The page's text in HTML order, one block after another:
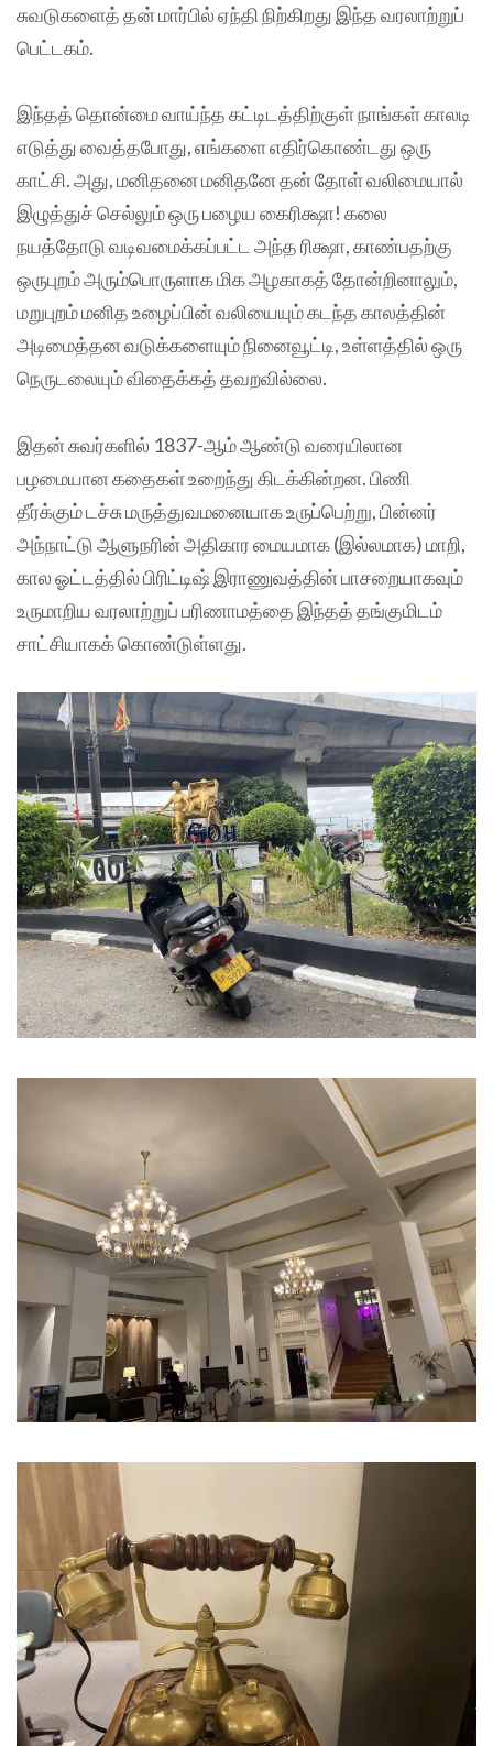
சுவடுகளைத் தன் மார்பில் ஏந்தி நிற்கிறது இந்த வரலாற்றுப்
பெட்டகம்.
இந்தத் தொன்மை வாய்ந்த கட்டிடத்திற்குள் நாங்கள் காலடி
எடுத்து வைத்தபோது, எங்களை எதிர்கொண்டது ஒரு
காட்சி. அது, மனிதனை மனிதனே தன் தோள் வலிமையால்
இழுத்துச் செல்லும் ஒரு பழைய கைரிக்ஷா! கலை
நயத்தோடு வடிவமைக்கப்பட்ட அந்த ரிக்ஷா, காண்பதற்கு
ஒருபுறம் அரும்பொருளாக மிக அழகாகத் தோன்றினாலும்,
மறுபுறம் மனித உழைப்பின் வலியையும் கடந்த காலத்தின்
அடிமைத்தன வடுக்களையும் நினைவூட்டி, உள்ளத்தில் ஒரு
நெருடலையும் விதைக்கத் தவறவில்லை.
இதன் சுவர்களில் 1837-ஆம் ஆண்டு வரையிலான
பழமையான கதைகள் உறைந்து கிடக்கின்றன. பிணி
தீர்க்கும் டச்சு மருத்துவமனையாக உருப்பெற்று, பின்னர்
அந்நாட்டு ஆளுநரின் அதிகார மையமாக (இல்லமாக) மாறி,
கால ஓட்டத்தில் பிரிட்டிஷ் இராணுவத்தின் பாசறையாகவும்
உருமாறிய வரலாற்றுப் பரிணாமத்தை இந்தத் தங்குமிடம்
சாட்சியாகக் கொண்டுள்ளது.